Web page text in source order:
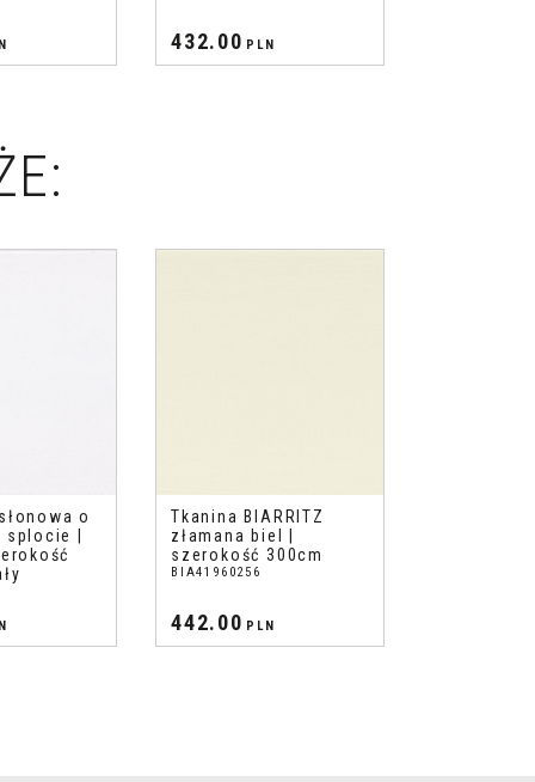
432.00 PLN
o
|
Tkanina BIARRITZ
złamana biel |
szerokość 300cm
BIA41960256
442.00 PLN